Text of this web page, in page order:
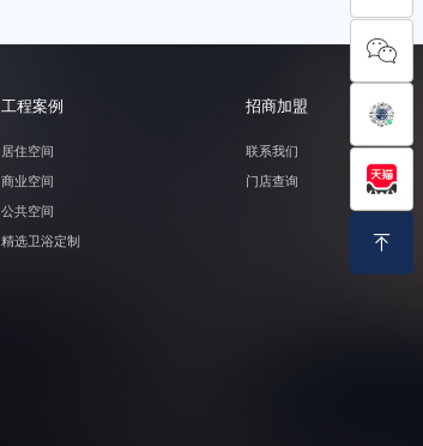
工程案例
居住空间
商业空间
公共空间
精选卫浴定制
招商加盟
联系我们
门店查询